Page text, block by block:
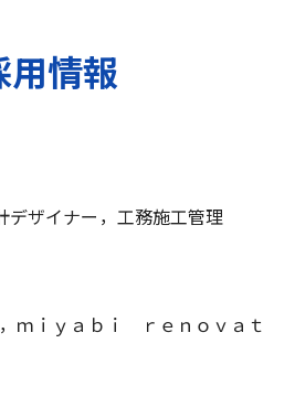
用情報
デザイナー，工務施工管理
ｍｉｙａｂｉ ｒｅｎｏｖａｔ